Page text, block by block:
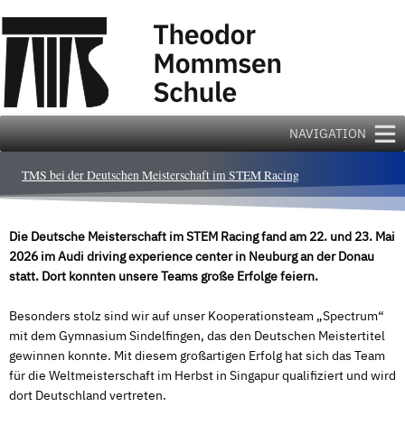
springen
NAVIGATION
TMS bei der Deutschen Meisterschaft im STEM Racing
Die Deutsche Meisterschaft im STEM Racing fand am 22. und 23. Mai
2026 im Audi driving experience center in Neuburg an der Donau
statt. Dort konnten unsere Teams große Erfolge feiern.
Besonders stolz sind wir auf unser Kooperationsteam „Spectrum“
mit dem Gymnasium Sindelfingen, das den Deutschen Meistertitel
gewinnen konnte. Mit diesem großartigen Erfolg hat sich das Team
für die Weltmeisterschaft im Herbst in Singapur qualifiziert und wird
dort Deutschland vertreten.